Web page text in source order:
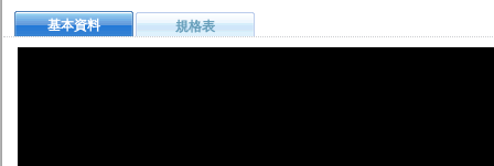
基本資料 規格表